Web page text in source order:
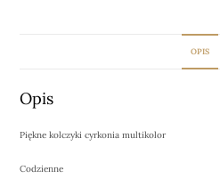
OPIS
Opis
Piękne kolczyki cyrkonia multikolor
Codzienne